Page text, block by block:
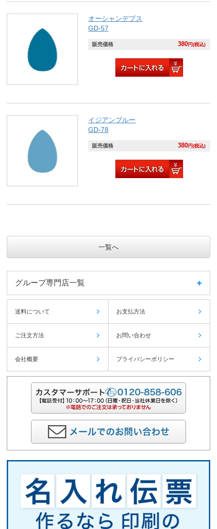
オーシャンデプス
GD-57
販売価格 380円(税込)
イジアンブルー
GD-78
販売価格 380円(税込)
一覧へ
グループ専門店一覧
送料について お支払方法
ご注文方法 お問い合わせ
会社概要 プライバシーポリシー